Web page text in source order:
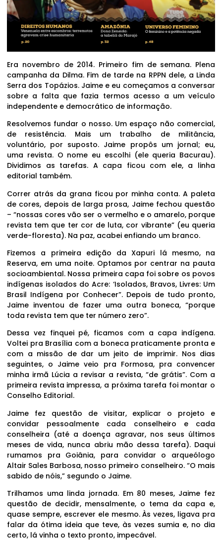
Era novembro de 2014. Primeiro fim de semana. Plena
campanha da Dilma. Fim de tarde na RPPN dele, a Linda
Serra dos Topázios. Jaime e eu começamos a conversar
sobre a falta que fazia termos acesso a um veículo
independente e democrático de informação.
Resolvemos fundar o nosso. Um espaço não comercial,
de resistência. Mais um trabalho de militância,
voluntário, por suposto. Jaime propôs um jornal; eu,
uma revista. O nome eu escolhi (ele queria Bacurau).
Dividimos as tarefas. A capa ficou com ele, a linha
editorial também.
Correr atrás da grana ficou por minha conta. A paleta
de cores, depois de larga prosa, Jaime fechou questão
– “nossas cores vão ser o vermelho e o amarelo, porque
revista tem que ter cor de luta, cor vibrante” (eu queria
verde-floresta). Na paz, acabei enfiando um branco.
Fizemos a primeira edição da Xapuri lá mesmo, na
Reserva, em uma noite. Optamos por centrar na pauta
socioambiental. Nossa primeira capa foi sobre os povos
indígenas isolados do Acre: ‘Isolados, Bravos, Livres: Um
Brasil Indígena por Conhecer”. Depois de tudo pronto,
Jaime inventou de fazer uma outra boneca, “porque
toda revista tem que ter número zero”.
Dessa vez finquei pé, ficamos com a capa indígena.
Voltei pra Brasília com a boneca praticamente pronta e
com a missão de dar um jeito de imprimir. Nos dias
seguintes, o Jaime veio pra Formosa, pra convencer
minha irmã Lúcia a revisar a revista, “de grátis”. Com a
primeira revista impressa, a próxima tarefa foi montar o
Conselho Editorial.
Jaime fez questão de visitar, explicar o projeto e
convidar pessoalmente cada conselheiro e cada
conselheira (até a doença agravar, nos seus últimos
meses de vida, nunca abriu mão dessa tarefa). Daqui
rumamos pra Goiânia, para convidar o arqueólogo
Altair Sales Barbosa, nosso primeiro conselheiro. “O mais
sabido de nóis,” segundo o Jaime.
Trilhamos uma linda jornada. Em 80 meses, Jaime fez
questão de decidir, mensalmente, o tema da capa e,
quase sempre, escrever ele mesmo. Às vezes, ligava pra
falar da ótima ideia que teve, às vezes sumia e, no dia
certo, lá vinha o texto pronto, impecável.